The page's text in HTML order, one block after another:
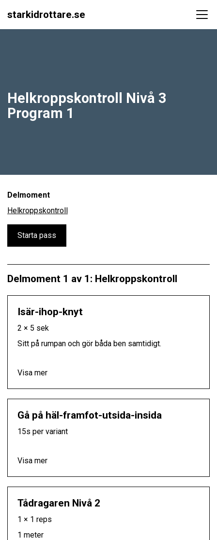
Main Navigation
starkidrottare.se
Helkroppskontroll Nivå 3
Program 1
Delmoment 1 av 1: Helkroppskontroll
Isär-ihop-knyt
2 × 5 sek
Sitt på rumpan och gör båda ben samtidigt.
Visa mer
Gå på häl-framfot-utsida-insida
15s per variant
Visa mer
Tådragaren Nivå 2
1 × 1 reps
1 meter
Delmoment
Helkroppskontroll
Starta pass